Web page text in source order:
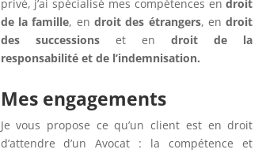
privé, j’ai spécialisé mes compétences endroit
de la famille, en droit des étrangers, en droit
des successions et endroit de la
responsabilité et de l’indemnisation.
Mes engagements
Je vous propose ce qu’un client est en droit
d’attendre d’un Avocat : la compétence et